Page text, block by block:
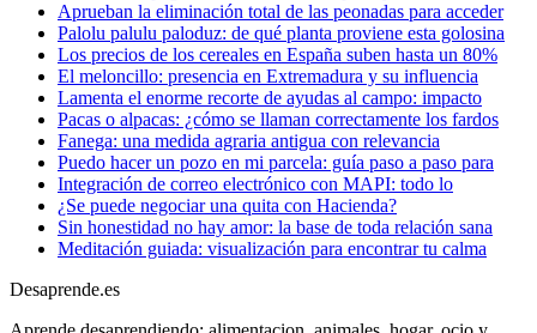
Aprueban la eliminación total de las peonadas para acceder
Palolu palulu paloduz: de qué planta proviene esta golosina
Los precios de los cereales en España suben hasta un 80%
El meloncillo: presencia en Extremadura y su influencia
Lamenta el enorme recorte de ayudas al campo: impacto
Pacas o alpacas: ¿cómo se llaman correctamente los fardos
Fanega: una medida agraria antigua con relevancia
Puedo hacer un pozo en mi parcela: guía paso a paso para
Integración de correo electrónico con MAPI: todo lo
¿Se puede negociar una quita con Hacienda?
Sin honestidad no hay amor: la base de toda relación sana
Meditación guiada: visualización para encontrar tu calma
Desaprende.es